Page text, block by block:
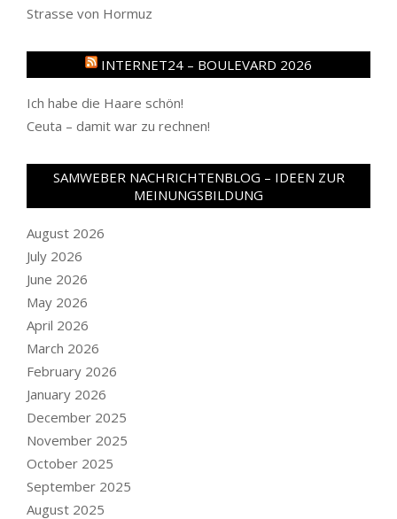
Strasse von Hormuz
INTERNET24 – BOULEVARD 2026
Ich habe die Haare schön!
Ceuta – damit war zu rechnen!
SAMWEBER NACHRICHTENBLOG – IDEEN ZUR
MEINUNGSBILDUNG
August 2026
July 2026
June 2026
May 2026
April 2026
March 2026
February 2026
January 2026
December 2025
November 2025
October 2025
September 2025
August 2025